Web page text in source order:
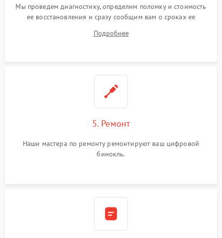
Мы проведем диагностику, определим поломку и стоимость
ее восстановления и сразу сообщим вам о сроках ее
Подробнее
5. Ремонт
Наши мастера по ремонту ремонтируют ваш цифровой
бинокль.